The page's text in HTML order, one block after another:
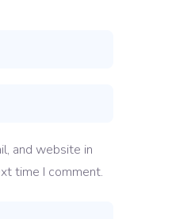
and website in
time I comment.